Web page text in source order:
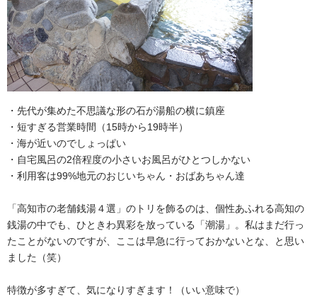
・先代が集めた不思議な形の石が湯船の横に鎮座
・短すぎる営業時間（15時から19時半）
・海が近いのでしょっぱい
・自宅風呂の2倍程度の小さいお風呂がひとつしかない
・利用客は99%地元のおじいちゃん・おばあちゃん達
「高知市の老舗銭湯４選」のトリを飾るのは、個性あふれる高知の
銭湯の中でも、ひときわ異彩を放っている「潮湯」。私はまだ行っ
たことがないのですが、ここは早急に行っておかないとな、と思い
ました（笑）
特徴が多すぎて、気になりすぎます！（いい意味で）